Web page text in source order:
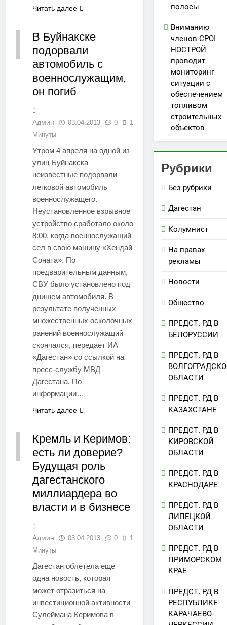
Читать далее
РЕГИОНЫ
В Буйнакске
подорвали
автомобиль с
военнослужащим,
он погиб
Админ 03.04.2013 0
1
Минуты
Утром 4 апреля на одной из
улиц Буйнакска
неизвестные подорвали
легковой автомобиль
военнослужащего.
Неустановленное взрывное
устройство сработало около
8:00, когда военнослужащий
сел в свою машину «Хендай
Соната». По
предварительным данным,
СВУ было установлено под
днищем автомобиля. В
результате полученных
множественных осколочных
ранений военнослужащий
скончался, передает ИА
«Дагестан» со ссылкой на
пресс-службу МВД
Дагестана. По
информации…
Читать далее
ДАГЕСТАН
Кремль и Керимов:
есть ли доверие?
Будущая роль
дагестанского
миллиардера во
власти и в бизнесе
Админ 03.04.2013 0
1
Минуты
Дагестан облетела еще
одна новость, которая
может отразиться на
инвестиционной активности
Сулеймана Керимова в
полосы
Вниманию
членов СРО!
НОСТРОЙ
проводит
мониторинг
ситуации с
обеспечением
топливом
строительных
объектов
Рубрики
Без рубрики
Дагестан
Колумнист
На правах
рекламы
Новости
Общество
ПРЕДСТ. РД В
БЕЛОРУССИИ
ПРЕДСТ. РД В
ОБЛАСТИ
ПРЕДСТ. РД В
КАЗАХСТАНЕ
ПРЕДСТ. РД В
КИРОВСКОЙ
ОБЛАСТИ
ПРЕДСТ. РД В
КРАСНОДАРЕ
ПРЕДСТ. РД В
ЛИПЕЦКОЙ
ОБЛАСТИ
ПРЕДСТ. РД В
ПРИМОРСКОМ
КРАЕ
ПРЕДСТ. РД В
РЕСПУБЛИКЕ
КАРАЧАЕВО-